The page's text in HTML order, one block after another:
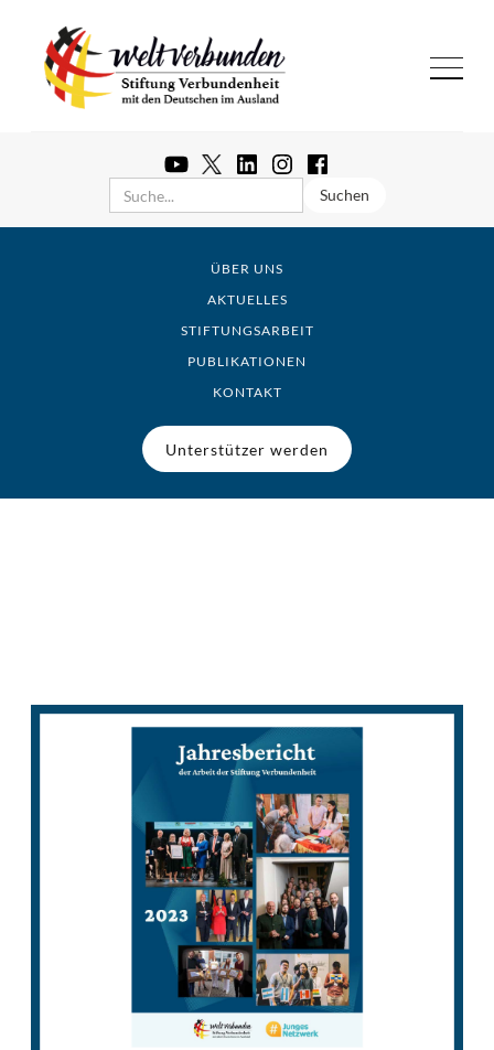
ÜBER UNS
AKTUELLES
STIFTUNGSARBEIT
PUBLIKATIONEN
KONTAKT
Unterstützer werden